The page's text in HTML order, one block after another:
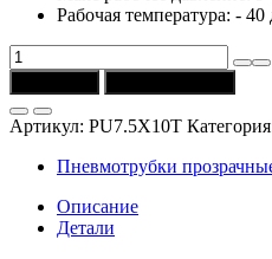
Рабочая температура: - 40
Количество
товара
Трубка
PU7,5X10T
(Univer)
полиуретановая
прозрачная
Артикул: PU7.5X10T
Пневмотрубки
Описание
Детали